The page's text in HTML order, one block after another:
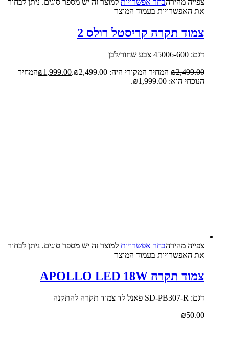
את האפשרויות בעמוד המוצר
צמוד תקרה קריסטל רולס 2
דגם: 45006-600 צבע שחור/לבן
₪2,499.00 המחיר המקורי היה: ₪2,499.00. ₪1,999.00
המחיר
הנוכחי הוא: ₪1,999.00.
צפייה‬ ‫מהירה‬בחר אפשרויות למוצר זה יש מספר סוגים. ניתן לבחור
את האפשרויות בעמוד המוצר
צמוד תקרה APOLLO LED 18W
דגם: SD-PB307-R פאנל לד צמוד תקרה להתקנה
₪50.00